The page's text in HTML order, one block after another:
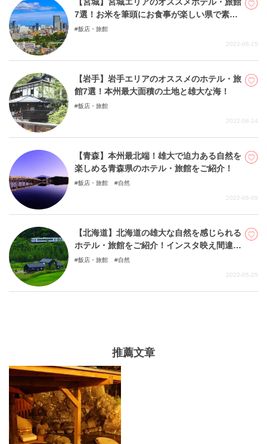
7選！お米を筆頭にお食事が楽しい県で素敵
な旅行を！
飯店・旅館
2022-06-15
【岩手】岩手エリアのオススメのホテル・旅
館7選！本州最大面積の土地と雄大な海！
飯店・旅館
2022-06-14
【青森】本州最北端！雄大で迫力ある自然を
楽しめる青森県のホテル・旅館をご紹介！
飯店・旅館 自然
2022-06-09
【北海道】北海道の雄大な自然を感じられる
ホテル・旅館をご紹介！インスタ映え間違い
なし！
飯店・旅館 自然
2022-05-25
推薦文章